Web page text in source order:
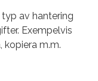
av hantering
Exempelvis
kopiera m.m.